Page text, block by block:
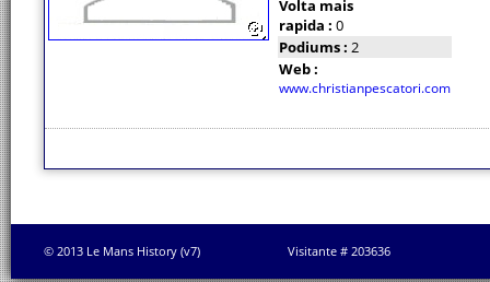
Volta mais
rapida : 0
Podiums : 2
Web :
www.christianpescatori.com
© 2013 Le Mans History (v7) Visitante # 203636